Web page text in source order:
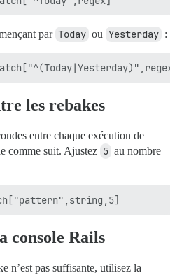
par Today ou Yesterday :
les rebakes
entre chaque exécution de
comme suit. Ajustez 5 au nombre
console Rails
n’est pas suffisante, utilisez la